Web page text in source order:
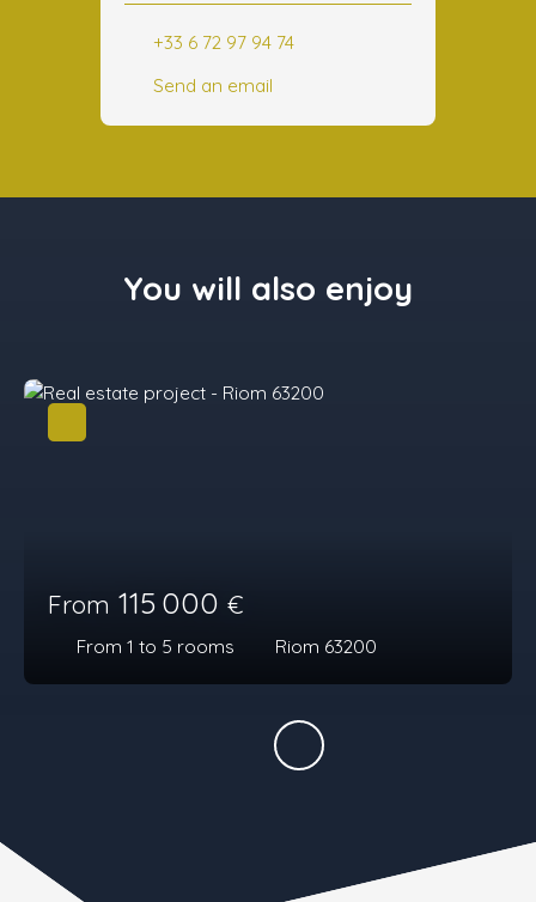
+33 6 72 97 94 74
Send an email
You will also enjoy
From 115 000 €
From 1 to 5 rooms Riom 63200